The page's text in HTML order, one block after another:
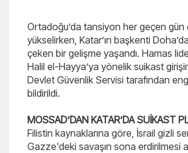
Ortadoğu’da tansiyon her geçen gün
yükselirken, Katar’ın başkenti
çeken bir gelişme yaşandı. Hamas
Halil el-Hayya’ya yönelik suikast
Devlet Güvenlik Servisi tarafından
bildirildi.
MOSSAD’DAN KATAR’DA SUİKAST
Filistin kaynaklarına göre, İsrail gizli
Gazze'deki savaşın sona erdirilmesi